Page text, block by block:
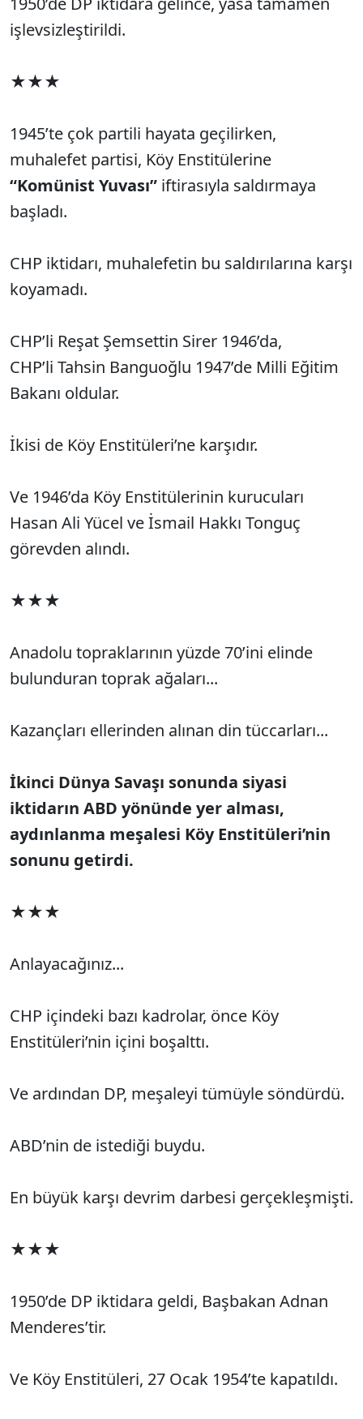
işlevsizleştirildi.
★★★
1945’te çok partili hayata geçilirken,
muhalefet partisi, Köy Enstitülerine
“Komünist Yuvası” iftirasıyla saldırmaya
başladı.
CHP iktidarı, muhalefetin bu saldırılarına karşı
koyamadı.
CHP’li Reşat Şemsettin Sirer 1946’da,
CHP’li Tahsin Banguoğlu 1947’de Milli Eğitim
Bakanı oldular.
İkisi de Köy Enstitüleri’ne karşıdır.
Ve 1946’da Köy Enstitülerinin kurucuları
Hasan Ali Yücel ve İsmail Hakkı Tonguç
görevden alındı.
★★★
Anadolu topraklarının yüzde 70’ini elinde
bulunduran toprak ağaları...
Kazançları ellerinden alınan din tüccarları...
İkinci Dünya Savaşı sonunda siyasi
iktidarın ABD yönünde yer alması,
aydınlanma meşalesi Köy Enstitüleri’nin
sonunu getirdi.
★★★
Anlayacağınız...
CHP içindeki bazı kadrolar, önce Köy
Enstitüleri’nin içini boşalttı.
Ve ardından DP, meşaleyi tümüyle söndürdü.
ABD’nin de istediği buydu.
En büyük karşı devrim darbesi gerçekleşmişti.
★★★
1950’de DP iktidara geldi, Başbakan Adnan
Menderes’tir.
Ve Köy Enstitüleri, 27 Ocak 1954’te kapatıldı.